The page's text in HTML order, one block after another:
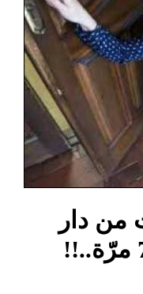
فتيات من دار